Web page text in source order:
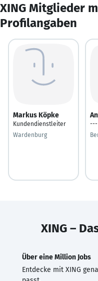
XING Mitglieder
Profilangaben
Markus Köpke
Kundendienstleiter
Wardenburg
---
XING –
Über eine Million Jobs
Entdecke mit XING